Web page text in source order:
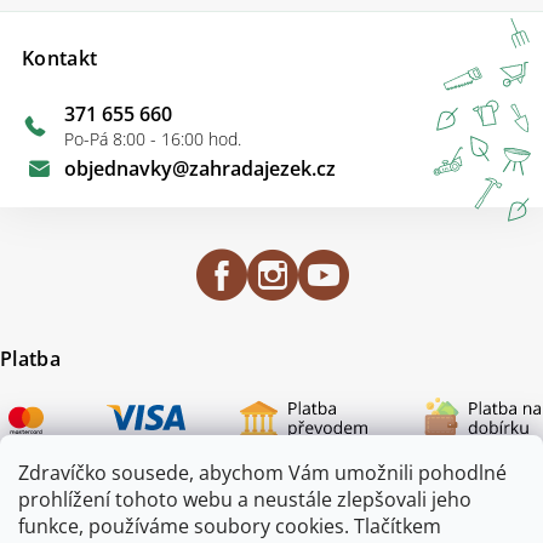
Zdravíčko sousede, abychom Vám umožnili pohodlné
prohlížení tohoto webu a neustále zlepšovali jeho
funkce, používáme soubory cookies. Tlačítkem
Kontakt
objednavky@zahradajezek.cz
371 655 660
Po-Pá 8:00 - 16:00 hod.
Platba
Certifikace